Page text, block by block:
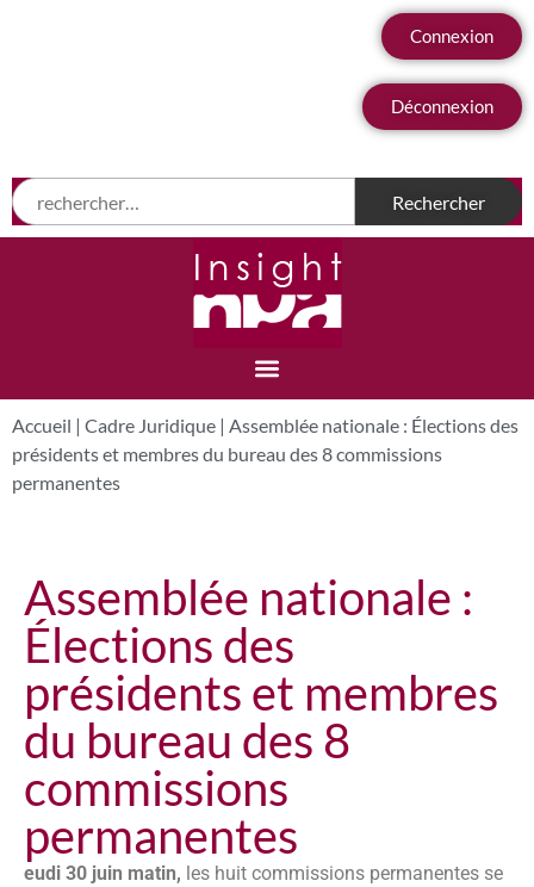
Connexion
Déconnexion
Accueil | Cadre Juridique | Assemblée nationale : Élections des
présidents et membres du bureau des 8 commissions
permanentes
Assemblée nationale :
Élections des
présidents et membres
du bureau des 8
commissions
permanentes
eudi 30 juin matin, les huit commissions permanentes se